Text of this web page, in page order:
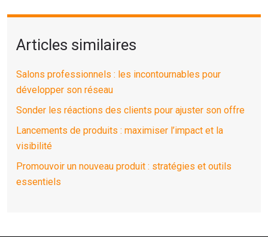
Articles similaires
Salons professionnels : les incontournables pour
développer son réseau
Sonder les réactions des clients pour ajuster son offre
Lancements de produits : maximiser l’impact et la
visibilité
Promouvoir un nouveau produit : stratégies et outils
essentiels